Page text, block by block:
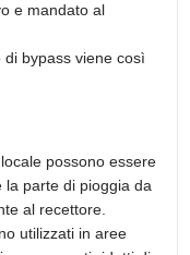
e mandato al
bypass viene così
possono essere
parte di pioggia da
al recettore.
utilizzati in aree